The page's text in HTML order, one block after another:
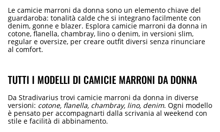
Le camicie marroni da donna sono un elemento chiave del
guardaroba: tonalità calde che si integrano facilmente con
denim, gonne e blazer. Esplora camicie marroni da donna in
cotone, flanella, chambray, lino o denim, in versioni slim,
regular e oversize, per creare outfit diversi senza rinunciare
al comfort.
TUTTI I MODELLI DI CAMICIE MARRONI DA DONNA
Da Stradivarius trovi camicie marroni da donna in diverse
versioni: cotone, flanella, chambray, lino, denim. Ogni modello
è pensato per accompagnarti dalla scrivania al weekend con
stile e facilità di abbinamento.